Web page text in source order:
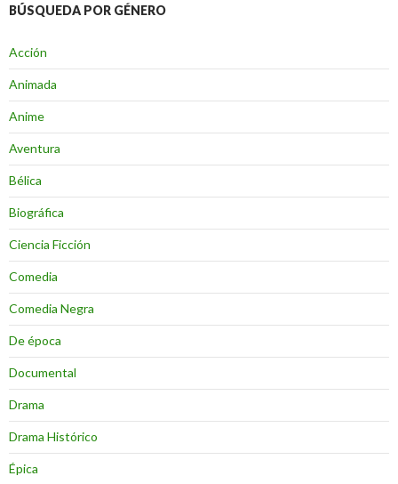
BÚSQUEDA POR GÉNERO
Acción
Animada
Anime
Aventura
Bélica
Biográfica
Ciencia Ficción
Comedia
Comedia Negra
De época
Documental
Drama
Drama Histórico
Épica